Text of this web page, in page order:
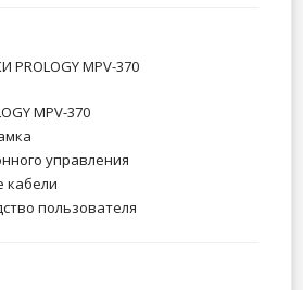
MPV-370
MPV-370
управления
кабели
пользователя